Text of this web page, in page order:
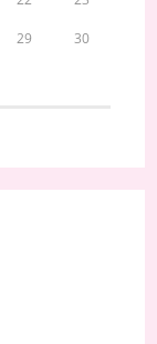
29 30